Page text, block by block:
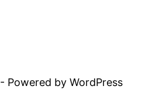
- Powered by WordPress